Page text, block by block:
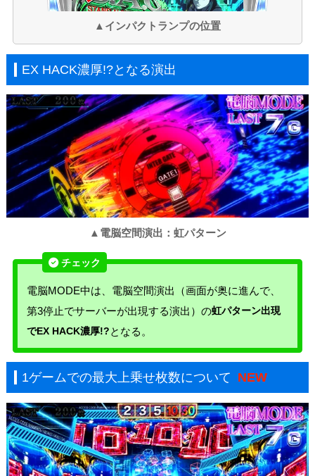
▲インパクトランプの位置
EX HACK濃厚!?となる演出
▲電脳空間演出：虹パターン
電脳MODE中は、電脳空間演出（画面が奥に進んで、
第3停止でサーバーが出現する演出）の虹パターン出現
でEX HACK濃厚!?となる。
1ゲームでの最大上乗せ枚数について NEW